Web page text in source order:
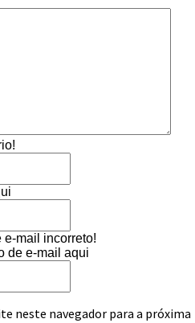
e-mail incorreto!
de e-mail aqui
neste navegador para a próxima